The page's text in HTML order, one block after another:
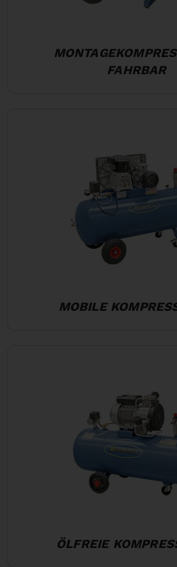
FAHRBAR
MOBILE
ÖLFREIE